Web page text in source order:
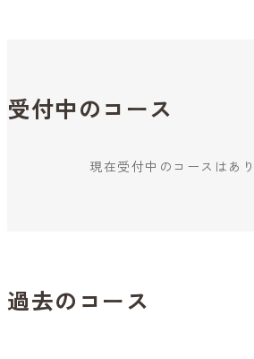
受付中のコース
現在受付中のコースはあり
過去のコース